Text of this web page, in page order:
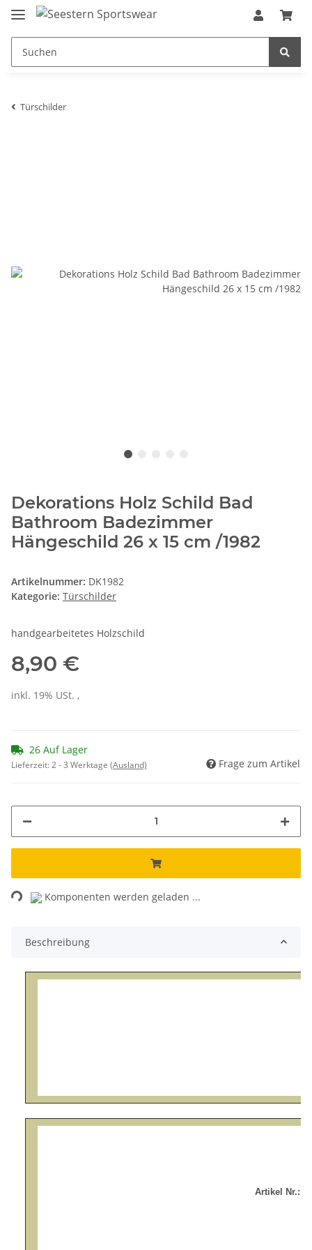
Türschilder
Dekorations Holz Schild Bad
Bathroom Badezimmer
Hängeschild 26 x 15 cm /1982
Artikelnummer: DK1982
Kategorie: Türschilder
handgearbeitetes Holzschild
8,90 €
inkl. 19% USt. ,
26 Auf Lager
Lieferzeit:2 - 3 Werktage (Ausland) Frage zum Artikel
Komponenten werden geladen ...
Beschreibung
Artikel Nr.: